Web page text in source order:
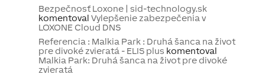
Bezpečnosť Loxone | sid-technology.sk
komentoval Vylepšenie zabezpečenia v
LOXONE Cloud DNS
Referencia : Malkia Park : Druhá šanca na život
pre divoké zvieratá - ELIS plus komentoval
Malkia Park: Druhá šanca na život pre divoké
zvieratá